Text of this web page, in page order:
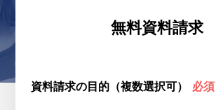
+ 会社情報
無料資料請求
資料請求の目的（複数選択可） 必須